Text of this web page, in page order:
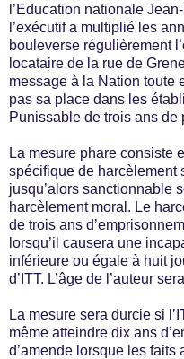
l’Education nationale
l’exécutif a multiplié les
bouleverse régulièrement
locataire de la rue de
message à la Nation toute
pas sa place dans les
Punissable de trois ans de
La mesure phare consiste
spécifique de harcèlement
jusqu’alors sanctionnable
harcèlement moral. Le
de trois ans
lorsqu’il causera une
inférieure ou égale à huit
d’ITT. L’âge de l’auteur
La mesure sera durcie si
même atteindre dix ans
d’amende lorsque les